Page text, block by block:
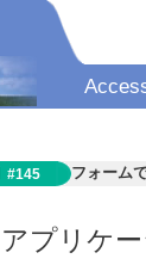
#145 フォーム
アプリケ